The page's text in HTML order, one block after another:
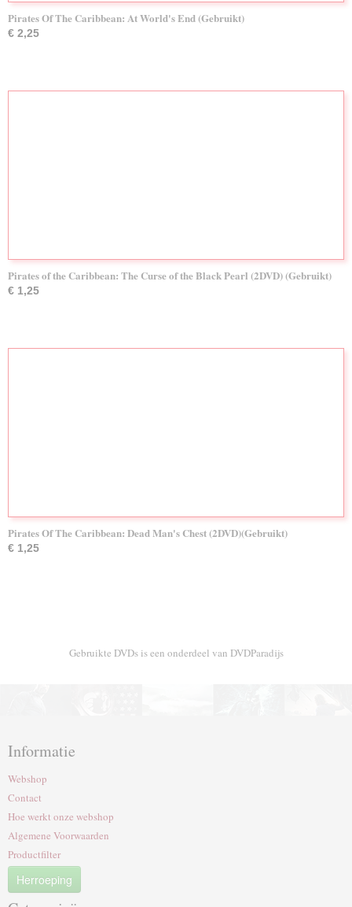
Pirates Of The Caribbean: At World's End (Gebruikt)
€ 2,25
Pirates of the Caribbean: The Curse of the Black Pearl (2DVD) (Gebruikt)
€ 1,25
Pirates Of The Caribbean: Dead Man's Chest (2DVD)(Gebruikt)
€ 1,25
Gebruikte DVDs is een onderdeel van DVDParadijs
Informatie
Webshop
Contact
Hoe werkt onze webshop
Algemene Voorwaarden
Productfilter
Herroeping